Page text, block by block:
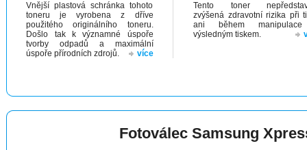
Vnější plastová schránka tohoto
toneru je vyrobena z dříve
použitého originálního toneru.
Došlo tak k významné úspoře
tvorby odpadů a maximální
úspoře přírodních zdrojů.
více
Tento toner
zvýšená zdravotní rizika při
ani během
výsledným tiskem.
Fotoválec Samsung